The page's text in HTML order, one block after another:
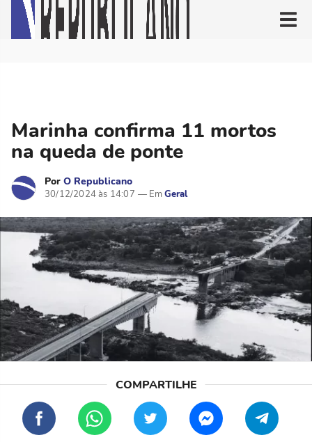
Marinha confirma 11 mortos
na queda de ponte
Por O Republicano
30/12/2024 às 14:07 Geral